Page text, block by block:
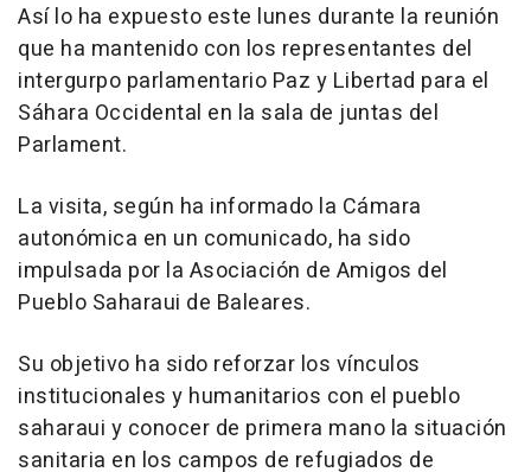
Así lo ha expuesto este lunes durante la reunión
que ha mantenido con los representantes del
intergurpo parlamentario Paz y Libertad para el
Sáhara Occidental en la sala de juntas del
Parlament.
La visita, según ha informado la Cámara
autonómica en un comunicado, ha sido
impulsada por la Asociación de Amigos del
Pueblo Saharaui de Baleares.
Su objetivo ha sido reforzar los vínculos
institucionales y humanitarios con el pueblo
saharaui y conocer de primera mano la situación
sanitaria en los campos de refugiados de